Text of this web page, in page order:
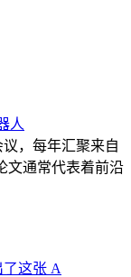
人
，每年汇聚来自
文通常代表着前沿
了这张 A